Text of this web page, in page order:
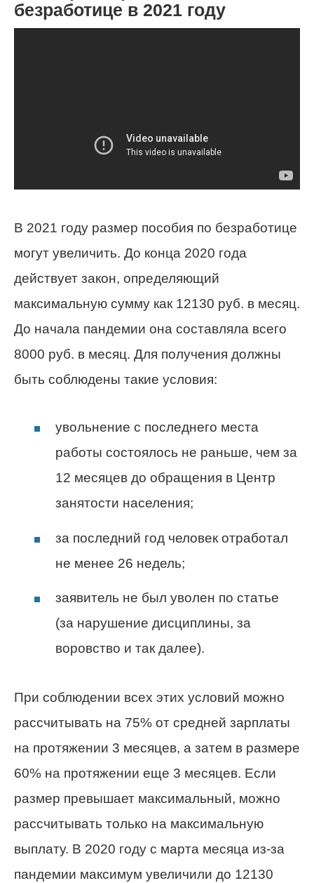
безработице в 2021 году
В 2021 году размер пособия по безработице
могут увеличить. До конца 2020 года
действует закон, определяющий
максимальную сумму как 12130 руб. в месяц.
До начала пандемии она составляла всего
8000 руб. в месяц. Для получения должны
быть соблюдены такие условия:
увольнение с последнего места
работы состоялось не раньше, чем за
12 месяцев до обращения в Центр
занятости населения;
за последний год человек отработал
не менее 26 недель;
заявитель не был уволен по статье
(за нарушение дисциплины, за
воровство и так далее).
При соблюдении всех этих условий можно
рассчитывать на 75% от средней зарплаты
на протяжении 3 месяцев, а затем в размере
60% на протяжении еще 3 месяцев. Если
размер превышает максимальный, можно
рассчитывать только на максимальную
выплату. В 2020 году с марта месяца из-за
пандемии максимум увеличили до 12130